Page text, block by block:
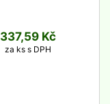
337,59 Kč
za ks s DPH